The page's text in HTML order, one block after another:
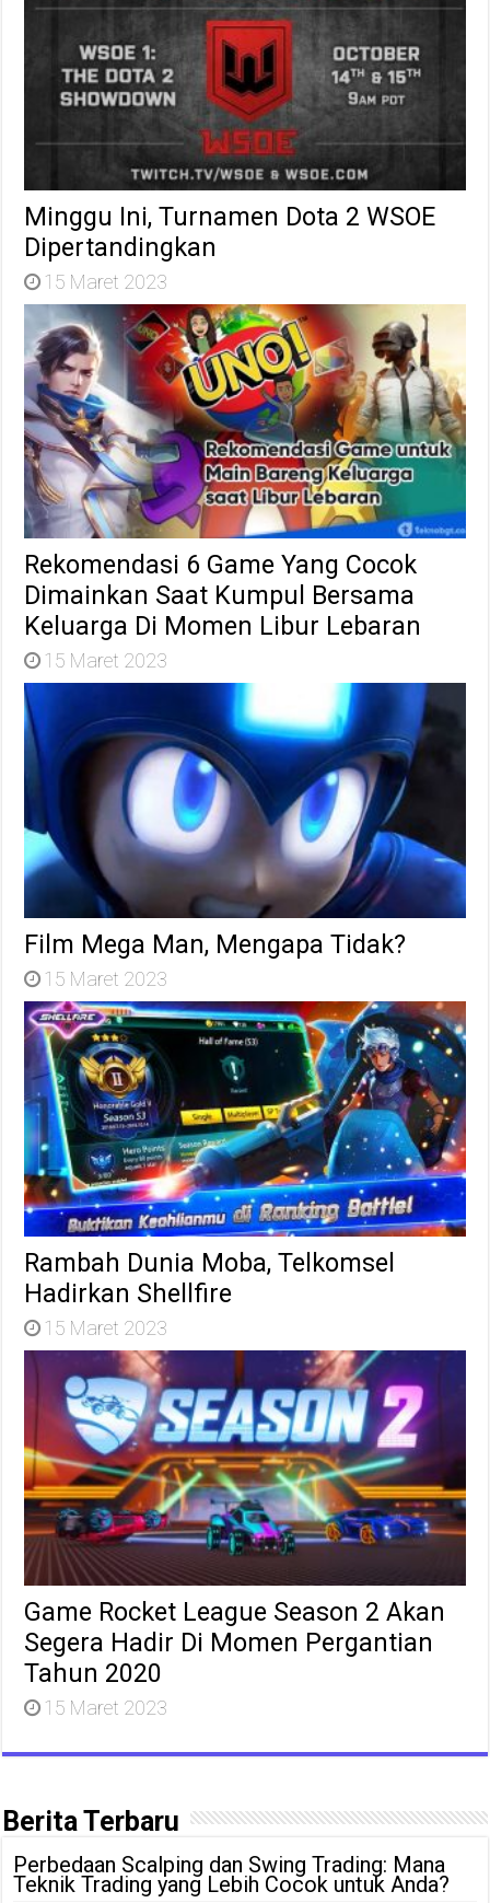
Minggu Ini, Turnamen Dota 2 WSOE
Dipertandingkan
15 Maret 2023
Rekomendasi 6 Game Yang Cocok
Dimainkan Saat Kumpul Bersama
Keluarga Di Momen Libur Lebaran
15 Maret 2023
Film Mega Man, Mengapa Tidak?
15 Maret 2023
Rambah Dunia Moba, Telkomsel
Hadirkan Shellfire
15 Maret 2023
Game Rocket League Season 2 Akan
Segera Hadir Di Momen Pergantian
Tahun 2020
15 Maret 2023
Berita Terbaru
Perbedaan Scalping dan Swing Trading: Mana
Teknik Trading yang Lebih Cocok untuk Anda?